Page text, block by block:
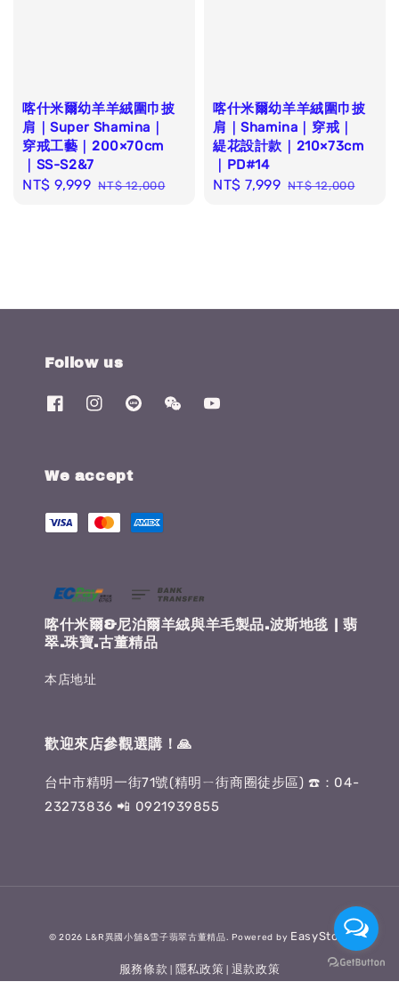
喀什米爾幼羊羊絨圍巾披
肩｜Super Shamina｜
穿戒工藝｜200×70cm
｜SS-S2&7
Sale
NT$ 9,999 Regular
NT$ 12,000
喀什米爾幼羊羊絨圍巾披
肩｜Shamina｜穿戒｜
緹花設計款｜210×73cm
｜PD#14
Sale
NT$ 7,999 Regular
NT$ 12,000
Follow us
We accept
喀什米爾&尼泊爾羊絨與羊毛製品.波斯地毯 | 翡
翠.珠寶.古董精品
本店地址
歡迎來店參觀選購！🙏
台中市精明一街71號(精明ㄧ街商圈徒步區) ☎️：04-
23273836 📲 0921939855
© 2026 L&R異國小舖&雪子翡翠古董精品. Powered by EasyStore
服務條款 隱私政策 退款政策